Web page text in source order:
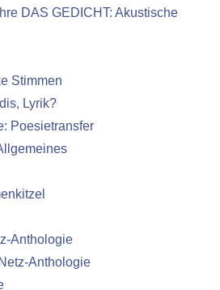
DAS GEDICHT: Akustische
Stimmen
Lyrik?
Poesietransfer
Anthologie
Anthologie